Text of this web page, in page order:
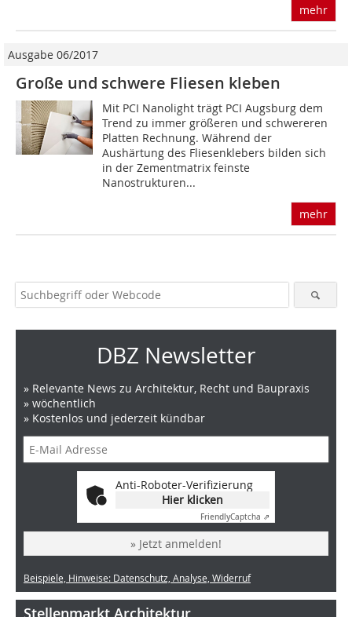
mehr
Ausgabe 06/2017
Große und schwere Fliesen kleben
Mit PCI Nanolight trägt PCI Augsburg dem
Trend zu immer größeren und schwereren
Platten Rechnung. Während der
Aushärtung des Fliesenklebers bilden sich
in der Zementmatrix feinste
Nanostrukturen...
mehr
DBZ Newsletter
» Relevante News zu Architektur, Recht und Baupraxis
» wöchentlich
» Kostenlos und jederzeit kündbar
Anti-Roboter-Verifizierung
Hier klicken
FriendlyCaptcha ⇗
» Jetzt anmelden!
Beispiele, Hinweise: Datenschutz, Analyse, Widerruf
Stellenmarkt Architektur